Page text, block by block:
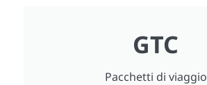
GTC
Pacchetti di viaggio